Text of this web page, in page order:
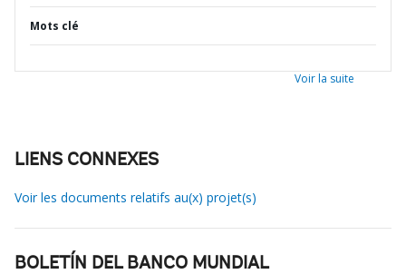
Mots clé
Voir la suite
LIENS CONNEXES
Voir les documents relatifs au(x) projet(s)
BOLETÍN DEL BANCO MUNDIAL